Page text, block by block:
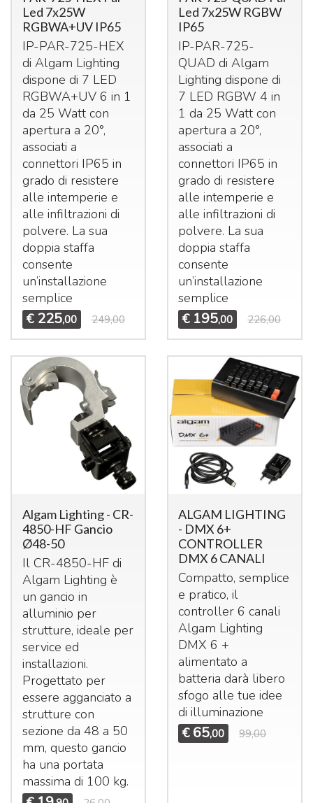
Led 7x25W
RGBWA+UV IP65
IP-PAR-725-HEX
di Algam Lighting
dispone di 7 LED
RGBWA+UV 6 in 1
da 25 Watt con
apertura a 20°,
associati a
connettori IP65 in
grado di resistere
alle intemperie e
alle infiltrazioni di
polvere. La sua
doppia staffa
consente
un’installazione
semplice
€ 225,00 249,00
Led 7x25W RGBW
IP65
IP-PAR-725-
QUAD di Algam
Lighting dispone di
7 LED RGBW 4 in
1 da 25 Watt con
apertura a 20°,
associati a
connettori IP65 in
grado di resistere
alle intemperie e
alle infiltrazioni di
polvere. La sua
doppia staffa
consente
un’installazione
semplice
€ 195,00 226,00
Algam Lighting - CR-
4850-HF Gancio
Ø48-50
Il CR-4850-HF di
Algam Lighting è
un gancio in
alluminio per
strutture, ideale per
service ed
installazioni.
Progettato per
essere agganciato a
strutture con
sezione da 48 a 50
mm, questo gancio
ha una portata
massima di 100 kg.
ALGAM LIGHTING
- DMX 6+
CONTROLLER
DMX 6 CANALI
Compatto, semplice
e pratico, il
controller 6 canali
Algam Lighting
DMX 6 +
alimentato a
batteria darà libero
sfogo alle tue idee
di illuminazione
€ 65,00 99,00